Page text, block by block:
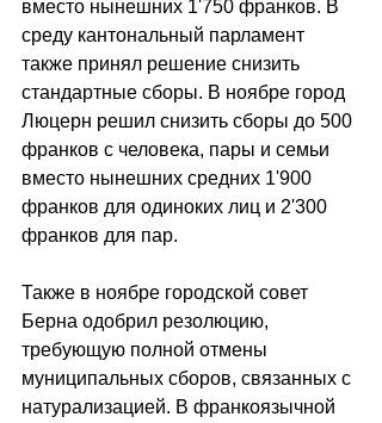
вместо нынешних 1'750 франков. В
среду кантональный парламент
также принял решение снизить
стандартные сборы. В ноябре город
Люцерн решил снизить сборы до 500
франков с человека, пары и семьи
вместо нынешних средних 1'900
франков для одиноких лиц и 2'300
франков для пар.
Также в ноябре городской совет
Берна одобрил резолюцию,
требующую полной отмены
муниципальных сборов, связанных с
натурализацией. В франкоязычной